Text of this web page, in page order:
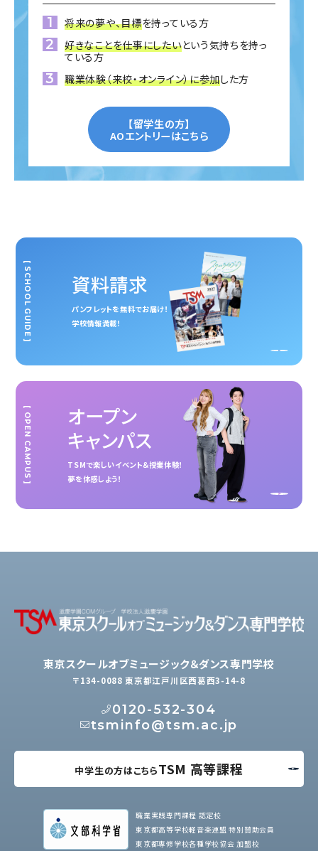
将来の夢や、目標を持っている方
好きなことを仕事にしたいという気持ちを持っ
ている方
職業体験（来校・オンライン）に参加した方
【留学生の方】
AOエントリーはこちら
資料請求
パンフレットを無料でお届け！
学校情報満載！
[ SCHOOL GUIDE ]
オープン
キャンパス
TSMで楽しいイベント＆授業体験！
夢を体感しよう！
[ OPEN CAMPUS ]
東京スクールオブミュージック＆ダンス専門学校
〒134-0088 東京都江戸川区西葛西3-14-8
0120-532-304
tsminfo@tsm.ac.jp
中学生の方はこちらTSM 高等課程
職業実践専門課程 認定校
東京都高等学校軽音楽連盟 特別賛助会員
東京都専修学校各種学校協会 加盟校